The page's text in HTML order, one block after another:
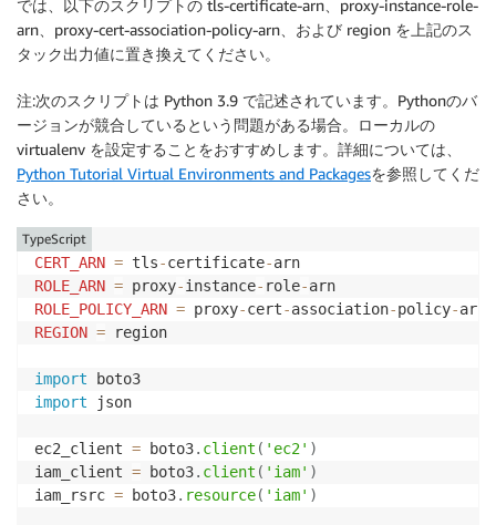
では、以下のスクリプトの tls-certificate-arn、proxy-instance-role-
arn、proxy-cert-association-policy-arn、および region を上記のス
タック出力値に置き換えてください。
注:次のスクリプトは Python 3.9 で記述されています。Pythonのバ
ージョンが競合しているという問題がある場合。ローカルの
virtualenv を設定することをおすすめします。詳細については、
Python Tutorial Virtual Environments and Packagesを参照してくだ
さい。
CERT_ARN = tls-certificate-
ROLE_ARN = proxy-instance- role-
ROLE_POLICY_ARN = proxy-cert-association-policy-
REGION = region
import
import json
ec2_client = boto3. client ( 'ec2' )
iam_client = boto3. client ( 'iam' )
iam_rsrc = boto3. resource( 'iam' )
TypeScript